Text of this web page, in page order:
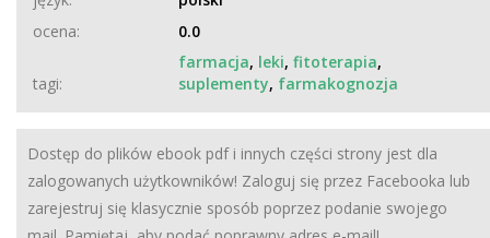
ocena:
0.0
tagi:
farmacja, leki, fitoterapia,
suplementy, farmakognozja
Dostęp do plików ebook pdf i innych części strony jest dla
zalogowanych użytkowników! Zaloguj się przez Facebooka lub
zarejestruj się klasycznie sposób poprzez podanie swojego